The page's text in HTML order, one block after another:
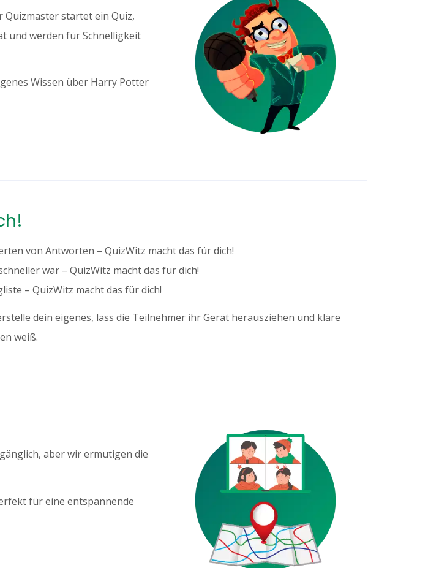
Quizmaster startet ein Quiz,
und werden für Schnelligkeit
Wissen über Harry Potter
von Antworten – QuizWitz macht das für dich!
war – QuizWitz macht das für dich!
– QuizWitz macht das für dich!
dein eigenes, lass die Teilnehmer ihr Gerät herausziehen und kläre
weiß.
aber wir ermutigen die
für eine entspannende